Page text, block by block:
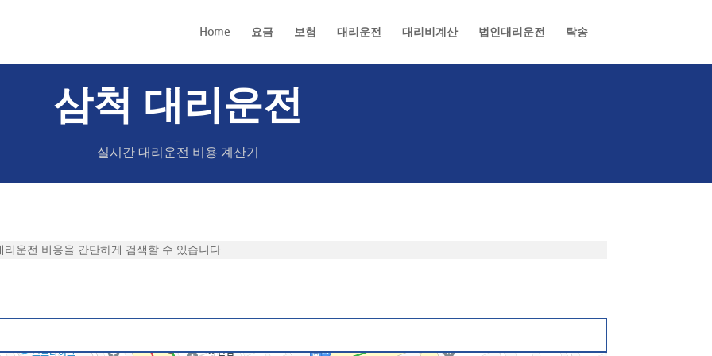
Home 요금 보험 대리운전 대리비계산 법인대리운전 탁송
삼척 대리운전
실시간 대리운전 비용 계산기
운전 비용을 간단하게 검색할 수 있습니다.